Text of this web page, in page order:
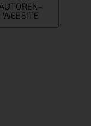
AUTOREN-
WEBSITE